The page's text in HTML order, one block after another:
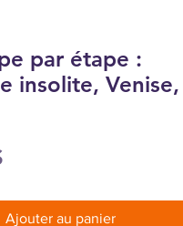
par étape :
insolite, Venise,
Ajouter au panier